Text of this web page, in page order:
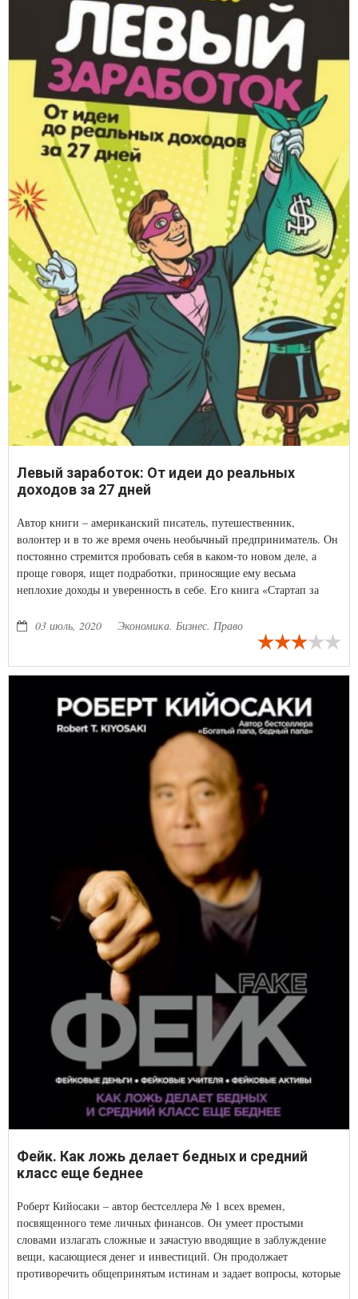
Левый заработок: От идеи до реальных
доходов за 27 дней
Автор книги – американский писатель, путешественник,
волонтер и в то же время очень необычный предприниматель. Он
постоянно стремится пробовать себя в каком-то новом деле, а
проще говоря, ищет подработки, приносящие ему весьма
неплохие доходы и уверенность в себе. Его книга «Стартап за
бестселлером…
03 июль, 2020 Экономика. Бизнес. Право
Фейк. Как ложь делает бедных и средний
класс еще беднее
Роберт Кийосаки – автор бестселлера № 1 всех времен,
посвященного теме личных финансов. Он умеет простыми
словами излагать сложные и зачастую вводящие в заблуждение
вещи, касающиеся денег и инвестиций. Он продолжает
противоречить общепринятым истинам и задает вопросы, которые